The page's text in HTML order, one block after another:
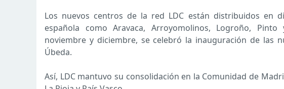
Los nuevos centros de la red LDC están distribuidos en
española como Aravaca, Arroyomolinos, Logroño,
noviembre y diciembre, se celebró la inauguración de las
Úbeda.
Así, LDC mantuvo su consolidación en la Comunidad de